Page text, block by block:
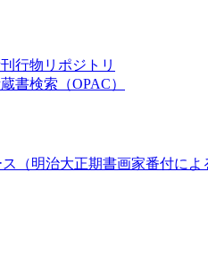
行物リポジトリ
書検索（OPAC）
（明治大正期書画家番付によ